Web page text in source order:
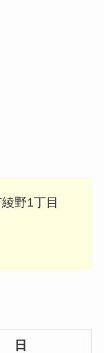
野1丁目
日